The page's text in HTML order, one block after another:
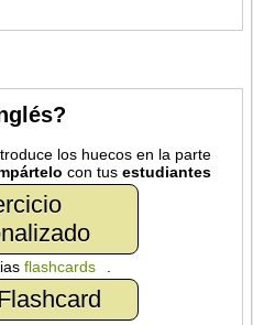
los huecos en la parte
con tusestudiantes
flashcards